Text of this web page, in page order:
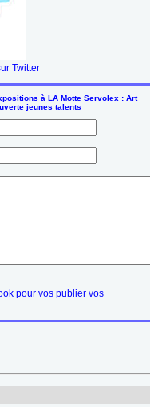
Twitter
à LA Motte Servolex : Art
jeunes talents
pour vos publier vos